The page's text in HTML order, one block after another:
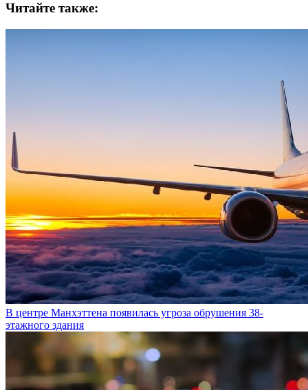
Читайте также:
В центре Манхэттена появилась угроза обрушения 38-
этажного здания